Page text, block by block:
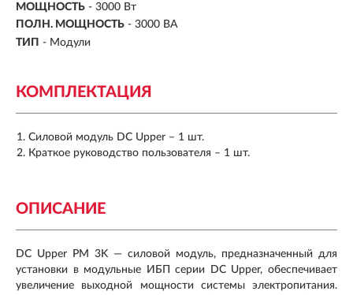
МОЩНОСТЬ - 3000 Вт
ПОЛН. МОЩНОСТЬ - 3000 ВA
ТИП - Модули
КОМПЛЕКТАЦИЯ
Силовой модуль DC Upper – 1 шт.
Краткое руководство пользователя – 1 шт.
ОПИСАНИЕ
DC Upper PM 3K — силовой модуль, предназначенный для
установки в модульные ИБП серии DC Upper, обеспечивает
увеличение выходной мощности системы электропитания.